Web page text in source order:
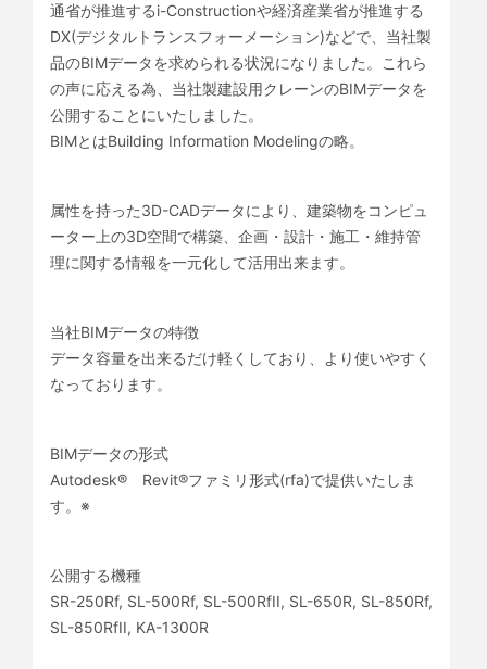
通省が推進するi-Constructionや経済産業省が推進する
DX(デジタルトランスフォーメーション)などで、当社製
品のBIMデータを求められる状況になりました。これら
の声に応える為、当社製建設用クレーンのBIMデータを
公開することにいたしました。
BIMとはBuilding Information Modelingの略。
属性を持った3D-CADデータにより、建築物をコンピュ
ーター上の3D空間で構築、企画・設計・施工・維持管
理に関する情報を一元化して活用出来ます。
当社BIMデータの特徴
データ容量を出来るだけ軽くしており、より使いやすく
なっております。
BIMデータの形式
Autodesk® Revit®ファミリ形式(rfa)で提供いたしま
す。※
公開する機種
SR-250Rf, SL-500Rf, SL-500RfII, SL-650R, SL-850Rf,
SL-850RfII, KA-1300R